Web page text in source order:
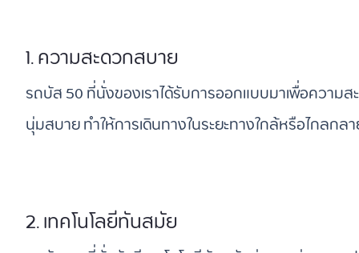
1. ความสะดวกสบาย
รถบัส 50 ที่นั่งของเราได้รับการออกแบบมาเพื่อควา
นุ่มสบาย ทำให้การเดินทางในระยะทางใกล้หรือไกลก
2. เทคโนโลยีทันสมัย